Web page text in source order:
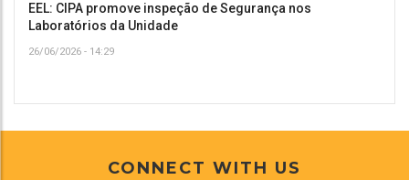
EEL: CIPA promove inspeção de Segurança nos
Laboratórios da Unidade
26/06/2026 - 14:29
CONNECT WITH US